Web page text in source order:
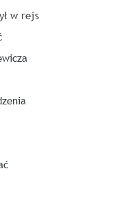
w rejs